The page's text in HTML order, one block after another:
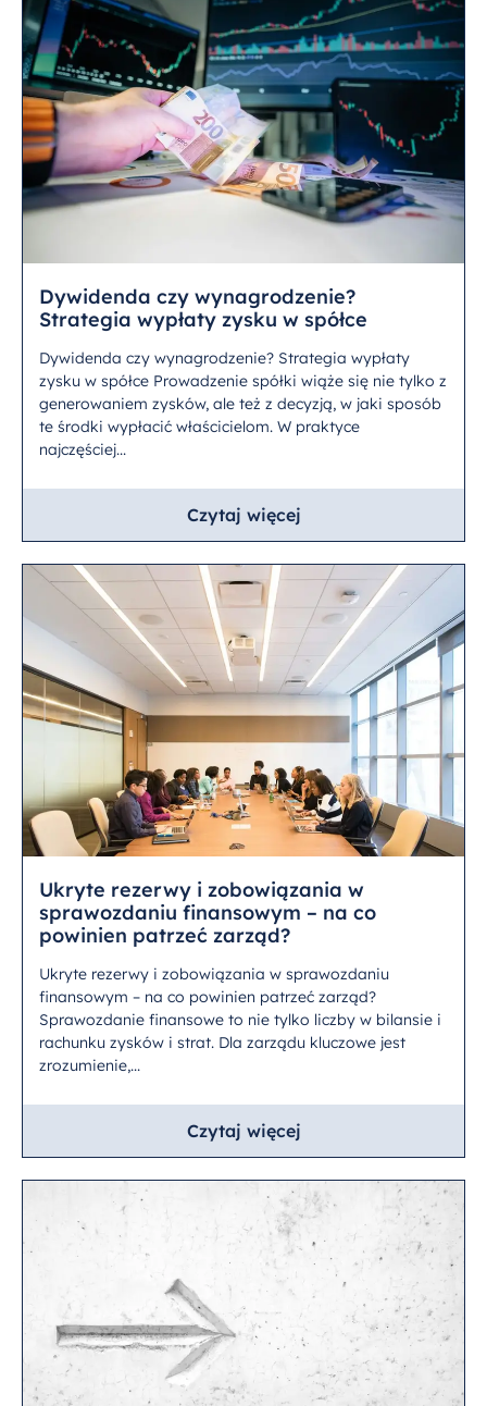
Dywidenda czy wynagrodzenie?
Strategia wypłaty zysku w spółce
Dywidenda czy wynagrodzenie? Strategia wypłaty
zysku w spółce Prowadzenie spółki wiąże się nie tylko z
generowaniem zysków, ale też z decyzją, w jaki sposób
te środki wypłacić właścicielom. W praktyce
najczęściej...
Czytaj więcej
Ukryte rezerwy i zobowiązania w
sprawozdaniu finansowym – na co
powinien patrzeć zarząd?
Ukryte rezerwy i zobowiązania w sprawozdaniu
finansowym – na co powinien patrzeć zarząd?
Sprawozdanie finansowe to nie tylko liczby w bilansie i
rachunku zysków i strat. Dla zarządu kluczowe jest
zrozumienie,...
Czytaj więcej